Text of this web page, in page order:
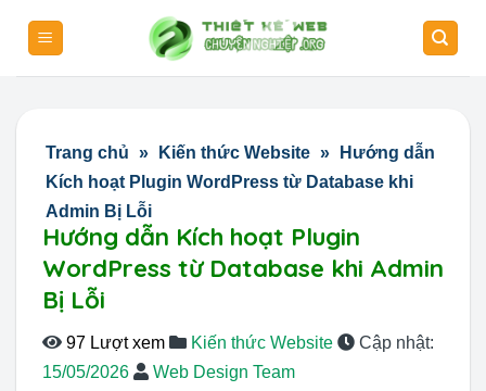
content
Trang chủ » Kiến thức Website »
Hướng dẫn
Kích hoạt Plugin WordPress từ Database khi
Admin Bị Lỗi
Hướng dẫn Kích hoạt Plugin
WordPress từ Database khi Admin
Bị Lỗi
97 Lượt xem Kiến thức Website
Cập nhật:
15/05/2026
Web Design Team